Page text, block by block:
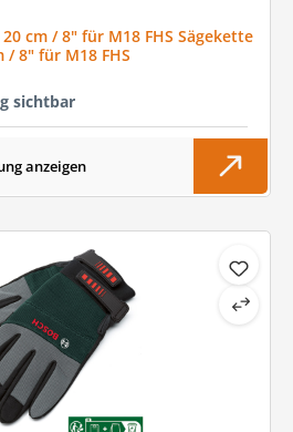
cm / 8" für M18 FHS Sägekette
/ 8" für M18 FHS
sichtbar
anzeigen